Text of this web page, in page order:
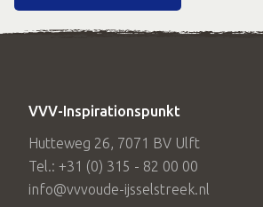
VVV-Inspirationspunkt
Hutteweg 26, 7071 BV Ulft
Tel.: +31 (0) 315 - 82 00 00
info@vvvoude-ijsselstreek.nl